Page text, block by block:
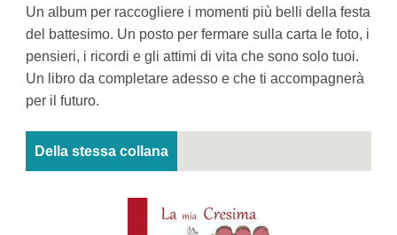
Un album per raccogliere i momenti più belli della festa
del battesimo. Un posto per fermare sulla carta le foto, i
pensieri, i ricordi e gli attimi di vita che sono solo tuoi.
Un libro da completare adesso e che ti accompagnerà
per il futuro.
Della stessa collana